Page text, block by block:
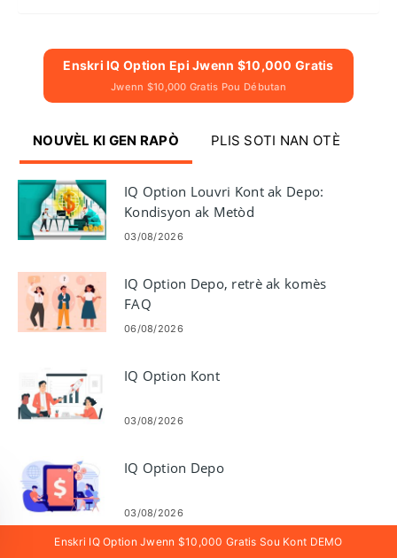
Enskri IQ Option Epi Jwenn $10,000 Gratis
Jwenn $10,000 Gratis Pou Débutan
NOUVÈL KI GEN RAPÒ PLIS SOTI NAN OTÈ
IQ Option Louvri Kont ak Depo:
Kondisyon ak Metòd
03/08/2026
IQ Option Depo, retrè ak komès
FAQ
06/08/2026
IQ Option Kont
03/08/2026
IQ Option Depo
03/08/2026
Enskri IQ Option Jwenn $10,000 Gratis Sou Kont DEMO